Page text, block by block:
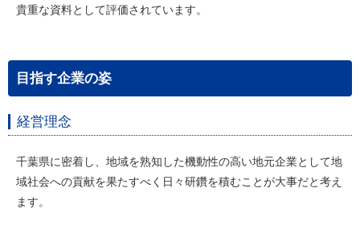
貴重な資料として評価されています。
目指す企業の姿
経営理念
千葉県に密着し、地域を熟知した機動性の高い地元企業として地
域社会への貢献を果たすべく日々研鑽を積むことが大事だと考え
ます。